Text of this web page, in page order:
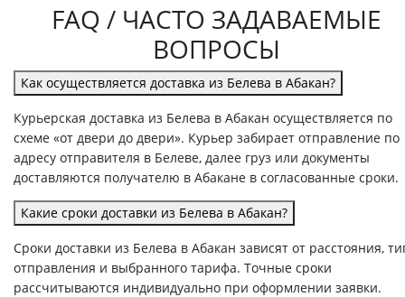
FAQ / ЧАСТО ЗАДАВАЕМЫЕ
ВОПРОСЫ
Как осуществляется доставка из Белева в Абакан?
Курьерская доставка из Белева в Абакан осуществляется по
схеме «от двери до двери». Курьер забирает отправление по
адресу отправителя в Белеве, далее груз или документы
доставляются получателю в Абакане в согласованные сроки.
Какие сроки доставки из Белева в Абакан?
Сроки доставки из Белева в Абакан зависят от расстояния,
отправления и выбранного тарифа. Точные сроки
рассчитываются индивидуально при оформлении заявки.